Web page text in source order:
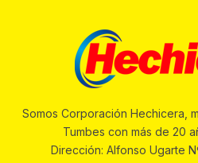
Somos Corporación Hechicera,
Tumbes con más de 20
Dirección: Alfonso Ugarte